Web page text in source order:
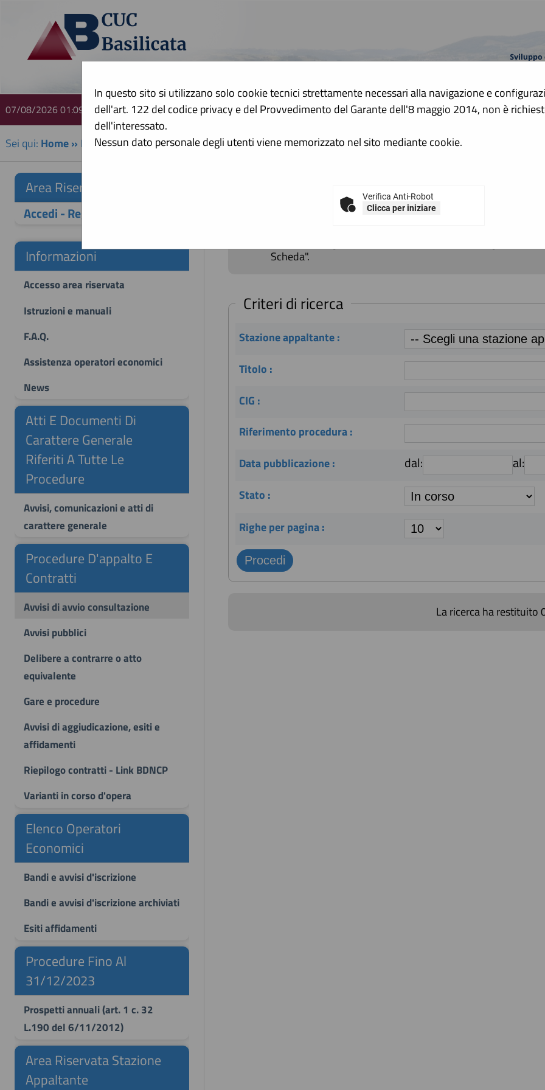
07/08/2026 01:09 A A A GRAFICA TESTO ALTO CONTRASTO
Sei qui: Home» Procedure d'appalto e contratti»Avvisi di avvio consultazione
In questo sito si utilizzano solo cookie tecnici strettamente necessari alla navigazione e
dell'art. 122 del codice privacy e del Provvedimento del Garante dell'8 maggio 2014, non è
dell'interessato.
Nessun dato personale degli utenti viene memorizzato nel sito mediante cookie.
Verifica Anti-Robot
Clicca per iniziare
Area Riservata
Accedi - Registrati
Informazioni
Accesso area riservata
Istruzioni e manuali
F.A.Q.
Assistenza operatori economici
News
Atti E Documenti Di
Carattere Generale
Riferiti A Tutte Le
Procedure
Avvisi, comunicazioni e atti di
carattere generale
Procedure D'appalto E
Contratti
Avvisi di avvio consultazione
Avvisi pubblici
Delibere a contrarre o atto
equivalente
Gare e procedure
Avvisi di aggiudicazione, esiti e
affidamenti
Riepilogo contratti - Link BDNCP
Varianti in corso d'opera
Elenco Operatori
Economici
Bandi e avvisi d'iscrizione
Bandi e avvisi d'iscrizione archiviati
Esiti affidamenti
Procedure Fino Al
31/12/2023
Prospetti annuali (art. 1 c. 32
L.190 del 6/11/2012)
Area Riservata Stazione
Appaltante
All'interno di questa sezione è possibile consultare gli
procedura negoziata senza bando. I dati di dettaglio
Scheda".
Criteri di ricerca
Stazione appaltante :
Titolo :
CIG :
Riferimento procedura :
Data pubblicazione :
dal: al:
Stato :
Righe per pagina :
La ricerca ha restituito